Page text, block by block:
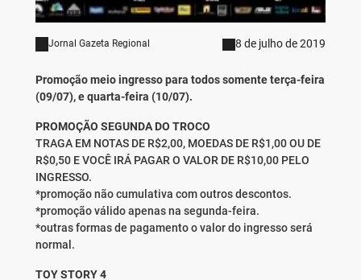
Jornal Gazeta Regional 8 de julho de 2019
Promoção meio ingresso para todos somente terça-feira
(09/07), e quarta-feira (10/07).
PROMOÇÃO SEGUNDA DO TROCO
TRAGA EM NOTAS DE R$2,00, MOEDAS DE R$1,00 OU DE
R$0,50 E VOCÊ IRÁ PAGAR O VALOR DE R$10,00 PELO
INGRESSO.
*promoção não cumulativa com outros descontos.
*promoção válido apenas na segunda-feira.
*outras formas de pagamento o valor do ingresso será
normal.
TOY STORY 4